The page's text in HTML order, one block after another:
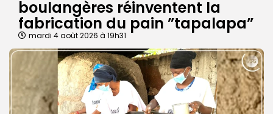
boulangères réinventent la
fabrication du pain ”tapalapa”
mardi 4 août 2026 à 19h31